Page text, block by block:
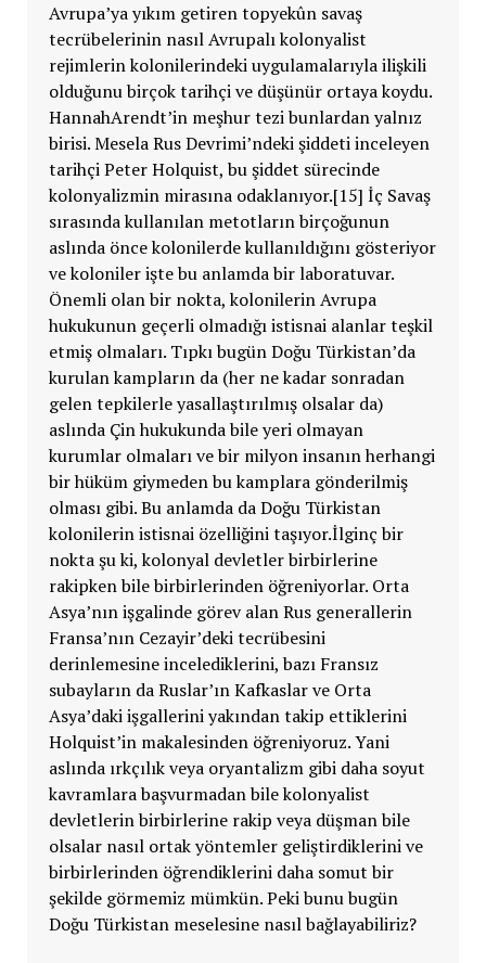
Avrupa’ya yıkım getiren topyekûn savaş
tecrübelerinin nasıl Avrupalı kolonyalist
rejimlerin kolonilerindeki uygulamalarıyla ilişkili
olduğunu birçok tarihçi ve düşünür ortaya koydu.
HannahArendt’in meşhur tezi bunlardan yalnız
birisi. Mesela Rus Devrimi’ndeki şiddeti inceleyen
tarihçi Peter Holquist, bu şiddet sürecinde
kolonyalizmin mirasına odaklanıyor.[15] İç Savaş
sırasında kullanılan metotların birçoğunun
aslında önce kolonilerde kullanıldığını gösteriyor
ve koloniler işte bu anlamda bir laboratuvar.
Önemli olan bir nokta, kolonilerin Avrupa
hukukunun geçerli olmadığı istisnai alanlar teşkil
etmiş olmaları. Tıpkı bugün Doğu Türkistan’da
kurulan kampların da (her ne kadar sonradan
gelen tepkilerle yasallaştırılmış olsalar da)
aslında Çin hukukunda bile yeri olmayan
kurumlar olmaları ve bir milyon insanın herhangi
bir hüküm giymeden bu kamplara gönderilmiş
olması gibi. Bu anlamda da Doğu Türkistan
kolonilerin istisnai özelliğini taşıyor.İlginç bir
nokta şu ki, kolonyal devletler birbirlerine
rakipken bile birbirlerinden öğreniyorlar. Orta
Asya’nın işgalinde görev alan Rus generallerin
Fransa’nın Cezayir’deki tecrübesini
derinlemesine incelediklerini, bazı Fransız
subayların da Ruslar’ın Kafkaslar ve Orta
Asya’daki işgallerini yakından takip ettiklerini
Holquist’in makalesinden öğreniyoruz. Yani
aslında ırkçılık veya oryantalizm gibi daha soyut
kavramlara başvurmadan bile kolonyalist
devletlerin birbirlerine rakip veya düşman bile
olsalar nasıl ortak yöntemler geliştirdiklerini ve
birbirlerinden öğrendiklerini daha somut bir
şekilde görmemiz mümkün. Peki bunu bugün
Doğu Türkistan meselesine nasıl bağlayabiliriz?